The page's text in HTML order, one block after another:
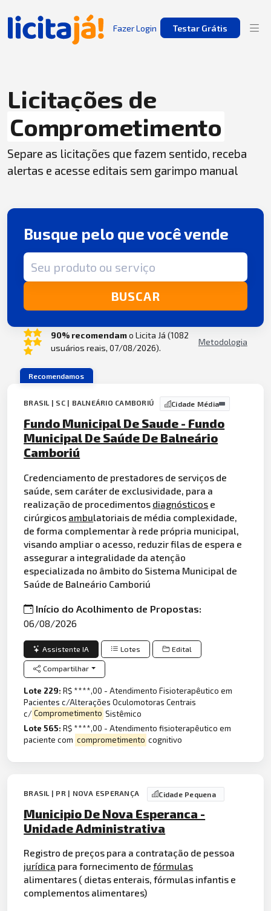
Fazer Login Testar Grátis
Licitações de
Comprometimento
Separe as licitações que fazem sentido, receba
alertas e acesse editais sem garimpo manual
Busque pelo que você vende
Termo de busca
BUSCAR
90% recomendamo Licita Já (1082
usuários reais, 07/08/2026).
Metodologia
Recomendamos
BRASIL | SC | BALNEÁRIO CAMBORIÚ Cidade Média
Fundo Municipal De Saude - Fundo
Municipal De Saúde De Balneário
Camboriú
Credenciamento de prestadores de serviços de
saúde, sem caráter de exclusividade, para a
realização de procedimentos diagnósticos e
cirúrgicos ambulatoriais de média complexidade,
de forma complementar à rede própria municipal,
visando ampliar o acesso, reduzir filas de espera e
assegurar a integralidade da atenção
especializada no âmbito do Sistema Municipal de
Saúde de Balneário Camboriú
Início do Acolhimento de Propostas:
06/08/2026
Assistente IA Lotes Edital
Compartilhar
Lote 229:R$ ****,00 - Atendimento Fisioterapêutico em
Pacientes c/Alterações Oculomotoras Centrais
c/Comprometimento Sistêmico
Lote 565:R$ ****,00 - Atendimento fisioterapêutico em
paciente com comprometimento cognitivo
BRASIL | PR | NOVA ESPERANÇA Cidade Pequena
Municipio De Nova Esperanca -
Unidade Administrativa
Registro de preços para a contratação de pessoa
jurídica para fornecimento defórmulas
alimentares ( dietas enterais, fórmulas infantis e
complementos alimentares)